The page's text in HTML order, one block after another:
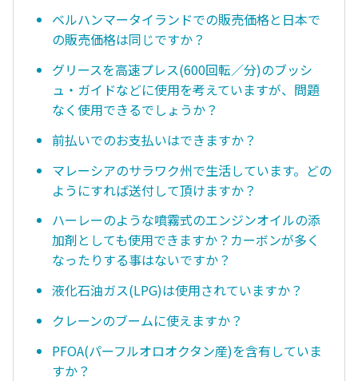
ベルハンマータイランドでの販売価格と日本で
の販売価格は同じですか？
グリースを高速プレス(600回転／分)のブッシ
ュ・ガイドなどに使用を考えていますが、問題
なく使用できるでしょうか？
前払いでのお支払いはできますか？
マレーシアのサラワク州で生活しています。どの
ようにすれば送付して頂けますか？
ハーレーのような噴霧式のエンジンオイルの添
加剤としても使用できますか？カーボンが多く
なったりする事はないですか？
液化石油ガス(LPG)は使用されていますか？
クレーンのブームに使えますか？
PFOA(パーフルオロオクタン産)を含有していま
すか？